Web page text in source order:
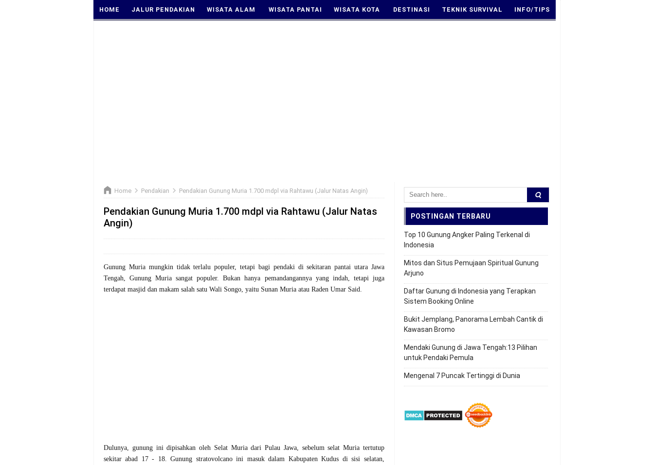
HOME JALUR PENDAKIAN WISATA ALAM WISATA PANTAI WISATA KOTA DESTINASI TEKNIK SURVIVAL INFO/TIPS
Home Pendakian Pendakian Gunung Muria 1.700 mdpl via Rahtawu (Jalur Natas Angin)
Pendakian Gunung Muria 1.700 mdpl via Rahtawu (Jalur Natas
Angin)
Gunung Muria mungkin tidak terlalu populer, tetapi bagi pendaki di sekitaran pantai utara Jawa
Tengah, Gunung Muria sangat populer. Bukan hanya pemandangannya yang indah, tetapi juga
terdapat masjid dan makam salah satu Wali Songo, yaitu Sunan Muria atau Raden Umar Said.
Dulunya, gunung ini dipisahkan oleh Selat Muria dari Pulau Jawa, sebelum selat Muria tertutup
sekitar abad 17 - 18. Gunung stratovolcano ini masuk dalam Kabupaten Kudus di sisi selatan,
POSTINGAN TERBARU
Top 10 Gunung Angker Paling Terkenal di
Indonesia
Mitos dan Situs Pemujaan Spiritual Gunung
Arjuno
Daftar Gunung di Indonesia yang Terapkan
Sistem Booking Online
Bukit Jemplang, Panorama Lembah Cantik di
Kawasan Bromo
Mendaki Gunung di Jawa Tengah:13 Pilihan
untuk Pendaki Pemula
Mengenal 7 Puncak Tertinggi di Dunia